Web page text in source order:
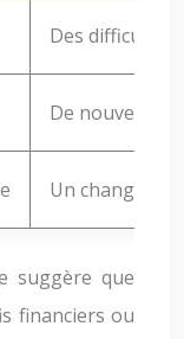
Des difficultés
De nouvelles
Un
suggère que
financiers ou